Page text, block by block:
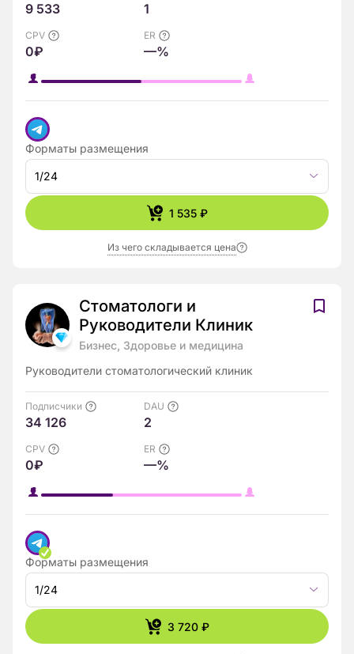
9 533 1
CPV
0₽
ER
—%
Форматы размещения
1/24
1 535 ₽
Из чего складывается цена
Стоматологи и
Руководители Клиник
Бизнес, Здоровье и медицина
Руководители стоматологический клиник
Подписчики
34 126
DAU
2
CPV
0₽
ER
—%
Форматы размещения
1/24
3 720 ₽